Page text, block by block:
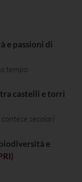
e passioni di
tempo
castelli e torri
secolari
e